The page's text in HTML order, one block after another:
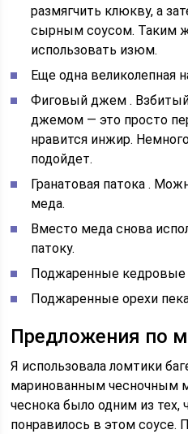
размягчить клюкву, а
сырным соусом. Таким
использовать изюм.
Еще одна великолепная
Фиговый джем .
джемом — это просто
нравится инжир.
подойдет.
Гранатовая патока .
меда.
Вместо меда снова
патоку.
Поджаренные кедровые
Поджаренные орехи
Предложения по
Я использовала ломтики
маринованным чесночным
чеснока было одним из
понравилось в этом соусе.